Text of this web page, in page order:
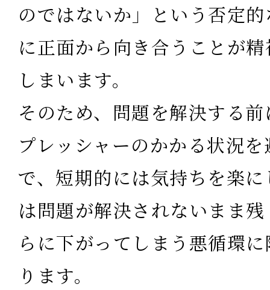
のではないか」という否定
に正面から向き合うことが
しまいます。
そのため、問題を解決する
プレッシャーのかかる状況
で、短期的には気持ちを楽
は問題が解決されないまま
らに下がってしまう悪循環
ります。